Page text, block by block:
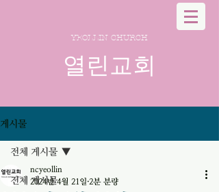
YEOLLIN CHURCH
열린교회
게시물
전체 게시물
전체 게시물
ncyeollin
2024년 4월 21일 2분 분량